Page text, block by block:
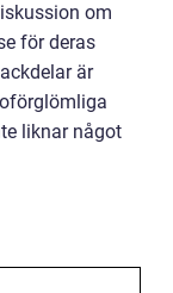
om
för deras
är
liknar något